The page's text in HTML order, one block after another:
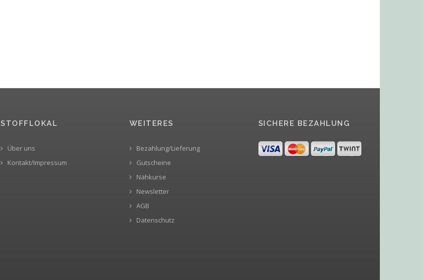
STOFFLOKAL
Über uns
Kontakt/Impressum
WEITERES
Bezahlung/Lieferung
Gutscheine
Nähkurse
Newsletter
AGB
Datenschutz
SICHERE BEZAHLUNG